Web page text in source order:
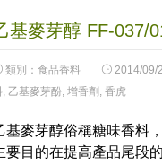
基麥芽醇 FF-037/
類別： 食品香料 2014/09/
, 乙基麥芽酚, 增香劑 , 香虎
基麥芽醇俗稱糖味香料
要目的在提高產品尾段